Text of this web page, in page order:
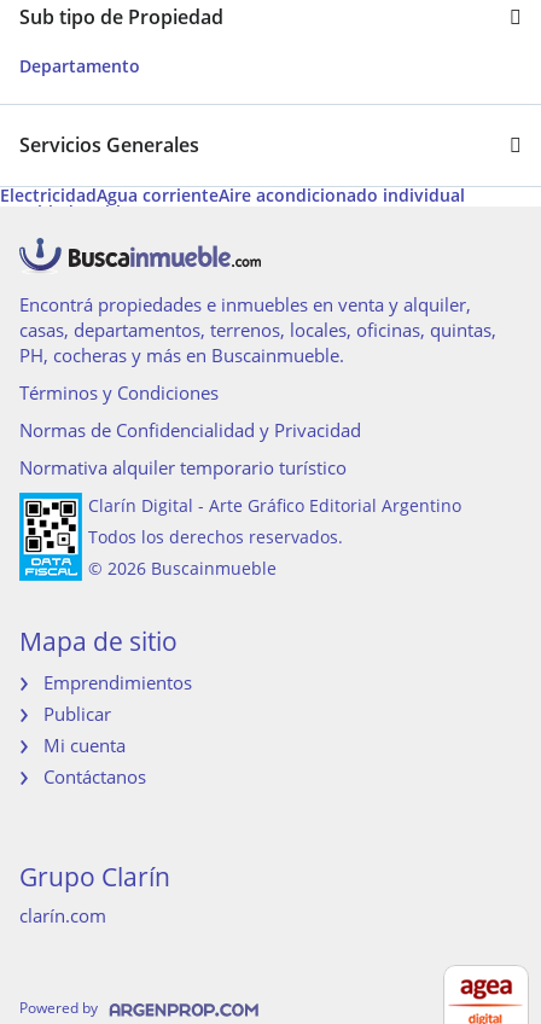
Sub tipo de Propiedad
Departamento
Servicios Generales
ElectricidadAgua corrienteAire acondicionado individual
Amoblado Cable
Encontrá propiedades e inmuebles en venta y alquiler,
casas, departamentos, terrenos, locales, oficinas, quintas,
PH, cocheras y más en Buscainmueble.
Términos y Condiciones
Normas de Confidencialidad y Privacidad
Normativa alquiler temporario turístico
Clarín Digital - Arte Gráfico Editorial Argentino
Todos los derechos reservados.
© 2026 Buscainmueble
Mapa de sitio
Emprendimientos
Publicar
Mi cuenta
Contáctanos
Grupo Clarín
clarín.com
Powered by